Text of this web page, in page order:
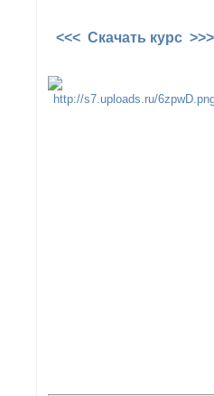
<<< Скачать курс >>>